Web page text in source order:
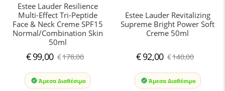
Estee Lauder Resilience
Multi-Effect Tri-Peptide
Face & Neck Creme SPF15
Normal/Combination Skin
50ml
€178,00
€99,00
Άμεσα Διαθέσιμο
Estee Lauder Revitalizing
Supreme Bright Power Soft
Creme 50ml
€140,00
€92,00
Άμεσα Διαθέσιμο